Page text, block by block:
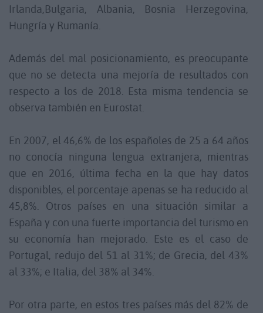
Irlanda,Bulgaria, Albania, Bosnia Herzegovina,
Hungría y Rumanía.
Además del mal posicionamiento, es preocupante
que no se detecta una mejoría de resultados con
respecto a los de 2018. Esta misma tendencia se
observa también en Eurostat.
En 2007, el 46,6% de los españoles de 25 a 64 años
no conocía ninguna lengua extranjera, mientras
que en 2016, última fecha en la que hay datos
disponibles, el porcentaje apenas se ha reducido al
45,8%. Otros países en una situación similar a
España y con una fuerte importancia del turismo en
su economía han mejorado. Este es el caso de
Portugal, redujo del 51 al 31%; de Grecia, del 43%
al 33%; e Italia, del 38% al 34%.
Por otra parte, en estos tres países más del 82% de